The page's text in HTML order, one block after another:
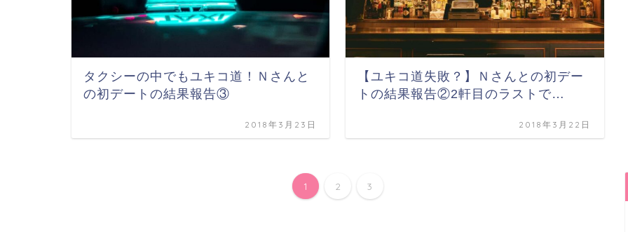
タクシーの中でもユキコ道！Ｎさんと
の初デートの結果報告③
2018年3月23日
【ユキコ道失敗？】Ｎさんとの初デー
トの結果報告②2軒目のラストで…
2018年3月22日
1 2 3